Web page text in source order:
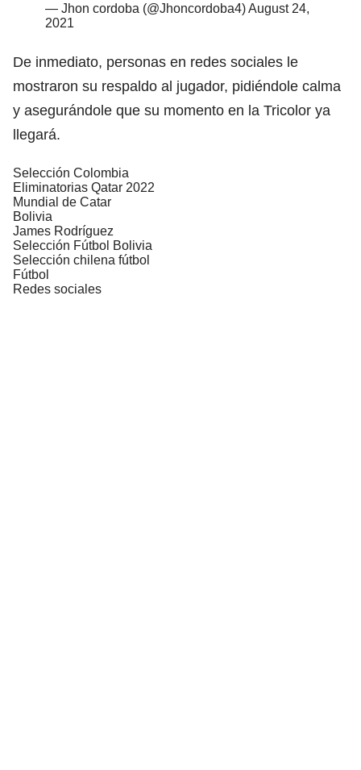
— Jhon cordoba (@Jhoncordoba4)August 24,
2021
De inmediato, personas en redes sociales le
mostraron su respaldo al jugador, pidiéndole calma
y asegurándole que su momento en la Tricolor ya
llegará.
Selección Colombia
Eliminatorias Qatar 2022
Mundial de Catar
Bolivia
James Rodríguez
Selección Fútbol Bolivia
Selección chilena fútbol
Fútbol
Redes sociales